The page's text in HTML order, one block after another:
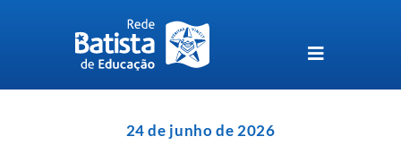
Toggle
Navigation
24 de junho de 2026